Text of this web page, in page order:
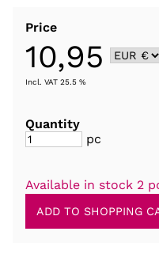
Price
10,95
Incl. VAT 25.5 %
Quantity
pc
Available in stock 2